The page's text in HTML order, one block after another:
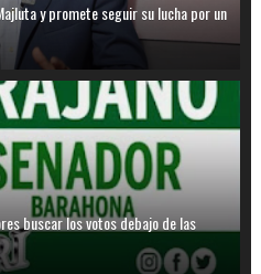
y promete seguir su lucha por un
buscar los votos debajo de las